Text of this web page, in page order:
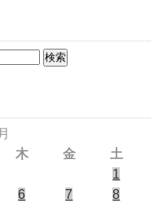
木 金
土
1
6 7
8